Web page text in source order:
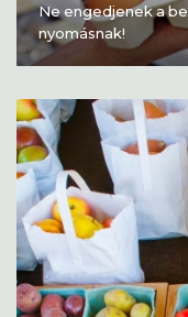
Ne engedjenek a
nyomásnak!